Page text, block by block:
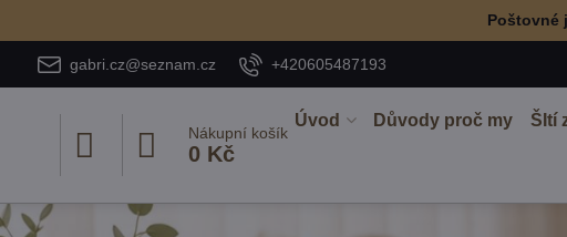
Poštovné
gabri.cz@seznam.cz +420605487193
Nákupní košík
0 Kč
Úvod Důvody proč my ŠItí